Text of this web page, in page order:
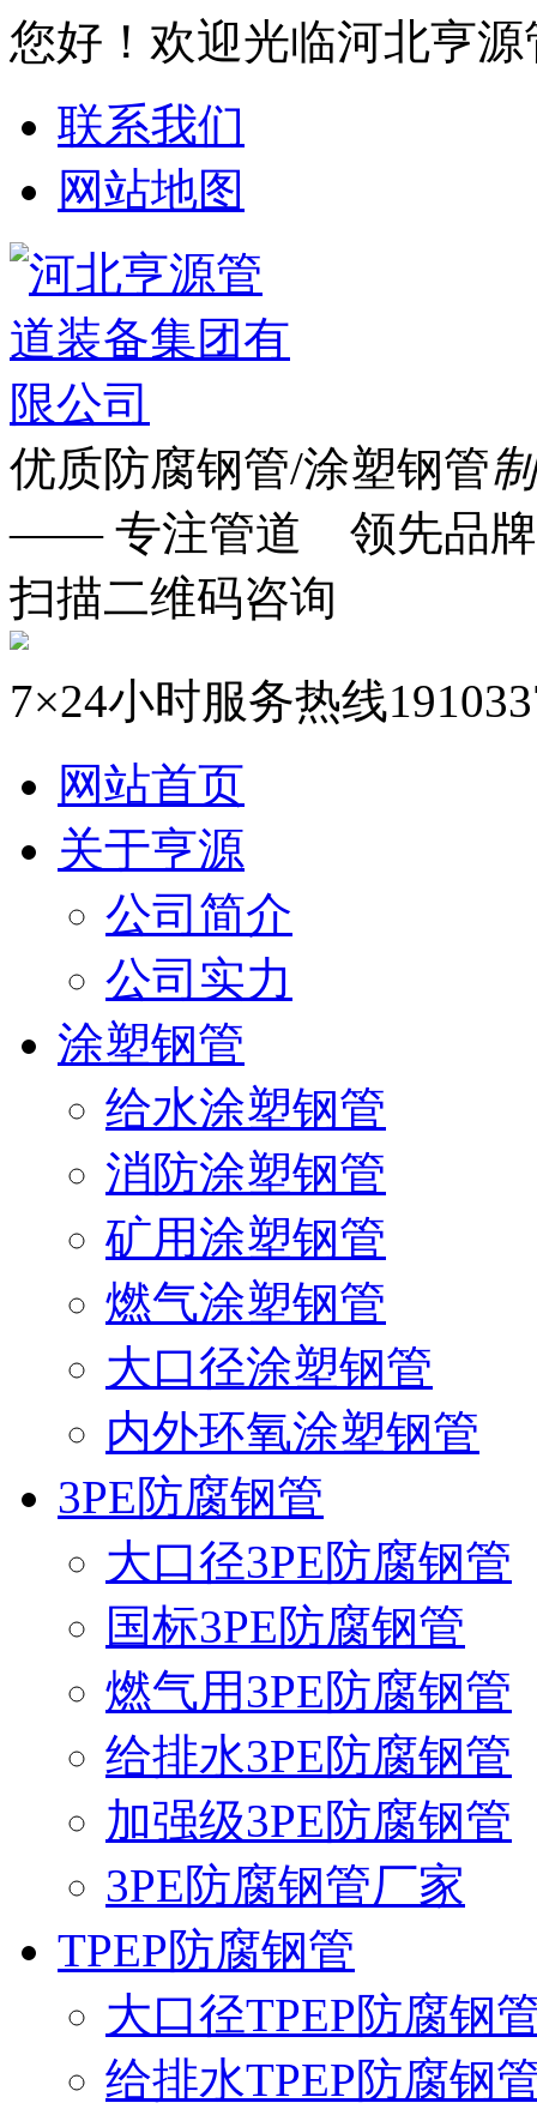
您好！欢迎光临河北亨
联系我们
网站地图
优质防腐钢管/涂塑钢管
—— 专注管道 领先品
扫描二维码咨询
7×24小时服务热线
网站首页
关于亨源
公司简介
公司实力
涂塑钢管
给水涂塑钢管
消防涂塑钢管
矿用涂塑钢管
燃气涂塑钢管
大口径涂塑钢管
内外环氧涂塑钢管
3PE防腐钢管
大口径3PE防腐钢管
国标3PE防腐钢管
燃气用3PE防腐钢管
给排水3PE防腐钢管
加强级3PE防腐钢管
3PE防腐钢管厂家
TPEP防腐钢管
大口径TPEP防腐钢
给排水TPEP防腐钢